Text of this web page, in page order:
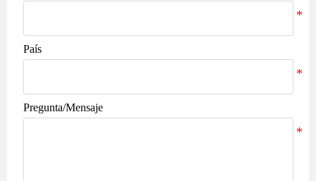
País
Pregunta/Mensaje